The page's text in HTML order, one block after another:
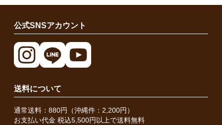
公式SNSアカウント
送料について
通常送料：880円（沖縄件：2,200円）
お支払い代金 税込5,500円以上で送料無料